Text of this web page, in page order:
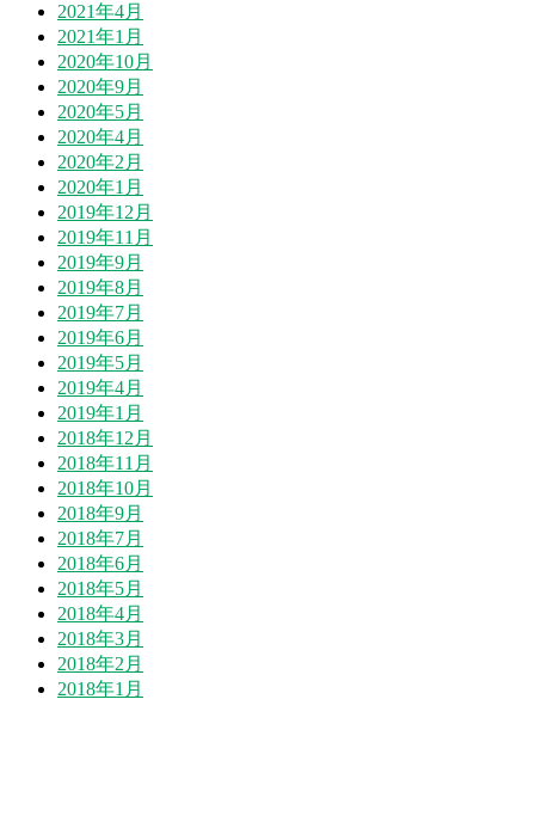
2021年4月
2021年1月
2020年10月
2020年9月
2020年5月
2020年4月
2020年2月
2020年1月
2019年12月
2019年11月
2019年9月
2019年8月
2019年7月
2019年6月
2019年5月
2019年4月
2019年1月
2018年12月
2018年11月
2018年10月
2018年9月
2018年7月
2018年6月
2018年5月
2018年4月
2018年3月
2018年2月
2018年1月